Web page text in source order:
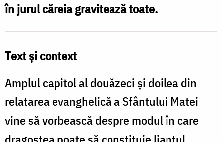
în jurul căreia gravitează toate.
Text și context
Amplul capitol al douăzeci și doilea din
relatarea evanghelică a Sfântului Matei
vine să vorbească despre modul în care